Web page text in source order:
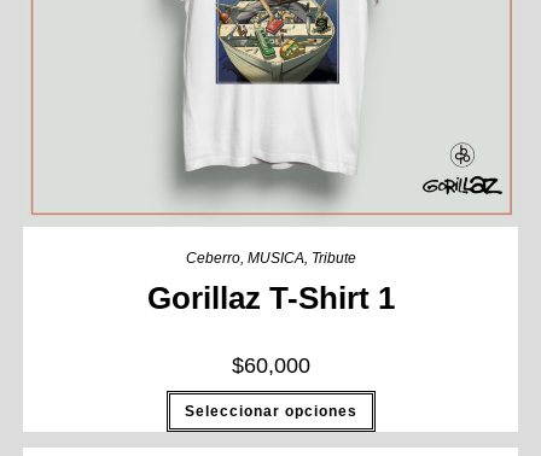
Ceberro, MUSICA, Tribute
Gorillaz T-Shirt 1
$60,000
Seleccionar opciones